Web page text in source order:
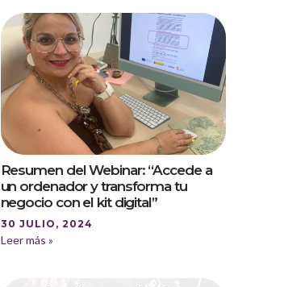
Resumen del Webinar: “Accede a
un ordenador y transforma tu
negocio con el kit digital”
30 JULIO, 2024
Leer más »